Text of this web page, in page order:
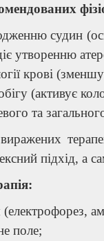
судин
утворенню
крові
(активує
та
підхід, а
поле;